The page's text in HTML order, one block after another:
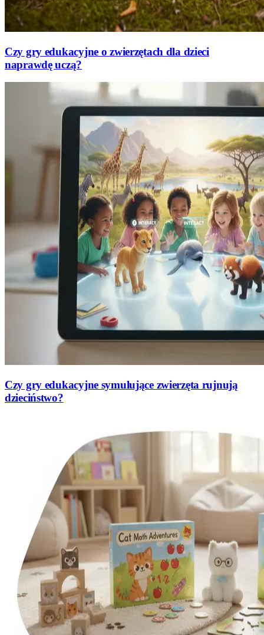
Czy gry edukacyjne o zwierzętach dla dzieci
naprawdę uczą?
Czy gry edukacyjne symulujące zwierzęta rujnują
dzieciństwo?